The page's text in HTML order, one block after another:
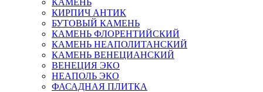
КАМЕНЬ
КИРПИЧ АНТИК
БУТОВЫЙ КАМЕНЬ
КАМЕНЬ ФЛОРЕНТИЙСКИЙ
КАМЕНЬ НЕАПОЛИТАНСКИЙ
КАМЕНЬ ВЕНЕЦИАНСКИЙ
ВЕНЕЦИЯ ЭКО
НЕАПОЛЬ ЭКО
ФАСАДНАЯ ПЛИТКА